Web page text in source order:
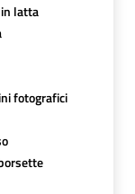
latta
fotografici